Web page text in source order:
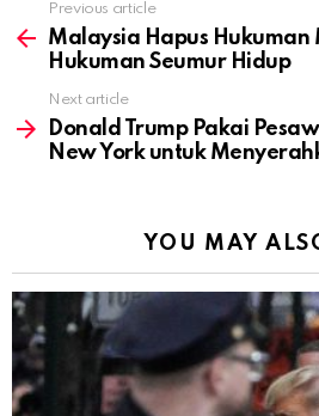
more
Previous article
Malaysia Hapus Hukuman
Hukuman Seumur Hidup
Next article
Donald Trump Pakai
New York untuk
YOU MAY